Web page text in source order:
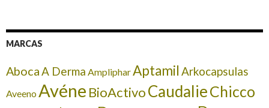
MARCAS
AbocaA Derma AmplipharAptamil Arkocapsulas
Aveeno Avéne BioActivoCaudalieChicco